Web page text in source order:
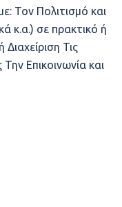
Τον Πολιτισμό και
κ.α.) σε πρακτικό ή
Τις
Την Επικοινωνία και